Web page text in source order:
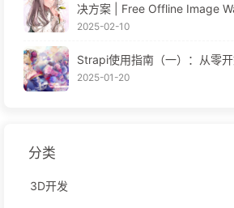
决方案 | Free Offline Image
2025-02-10
Strapi使用指南（一）：从零
2025-01-20
分类
3D开发